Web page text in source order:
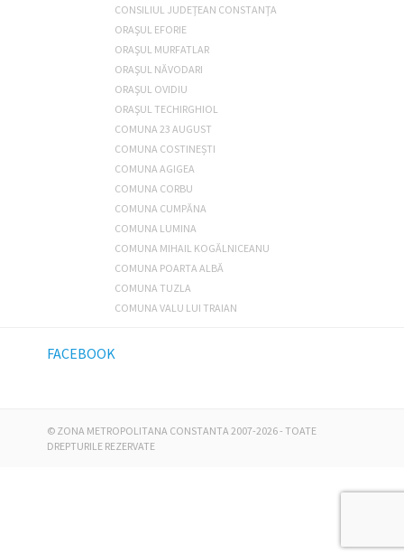
CONSILIUL JUDEŢEAN CONSTANŢA
ORAŞUL EFORIE
ORAŞUL MURFATLAR
ORAŞUL NĂVODARI
ORAŞUL OVIDIU
ORAŞUL TECHIRGHIOL
COMUNA 23 AUGUST
COMUNA COSTINEȘTI
COMUNA AGIGEA
COMUNA CORBU
COMUNA CUMPĂNA
COMUNA LUMINA
COMUNA MIHAIL KOGĂLNICEANU
COMUNA POARTA ALBĂ
COMUNA TUZLA
COMUNA VALU LUI TRAIAN
FACEBOOK
© ZONA METROPOLITANA CONSTANTA2007-2026 - TOATE
DREPTURILE REZERVATE